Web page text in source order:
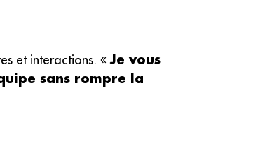
et interactions. «Je vous
sans rompre la